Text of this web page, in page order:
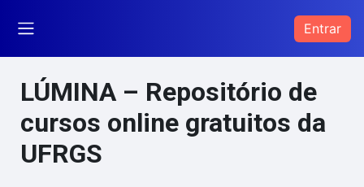
Entrar
LÚMINA – Repositório de
cursos online gratuitos da
UFRGS